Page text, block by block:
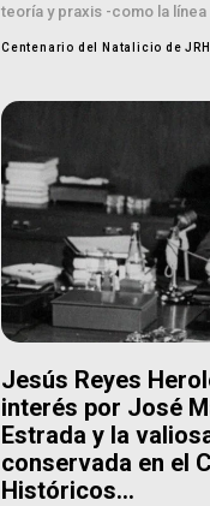
teoría y praxis -como la línea
Centenario del Natalicio de JRH
Jesús Reyes
interés por José
Estrada y la
conservada en el
Históricos...